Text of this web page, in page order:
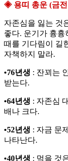
◈ 용띠 총운 (금전
자존심을 잃는 것
좋다. 운기가 흉흉
때를 기다림이 길
자책하지 말라.
•76년생 : 잔꾀는
받는다.
•64년생 : 자존심
배나 크다.
•52년생 : 자금 문
나타난다.
•40년생 : 먹을 것